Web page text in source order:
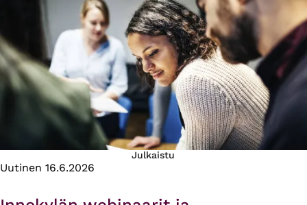
Julkaistu
Uutinen 16.6.2026